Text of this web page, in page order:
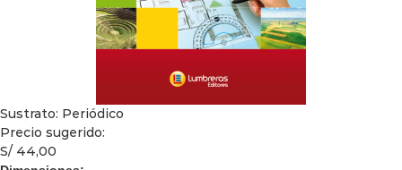
Sustrato: Periódico
Precio sugerido:
S/ 44,00